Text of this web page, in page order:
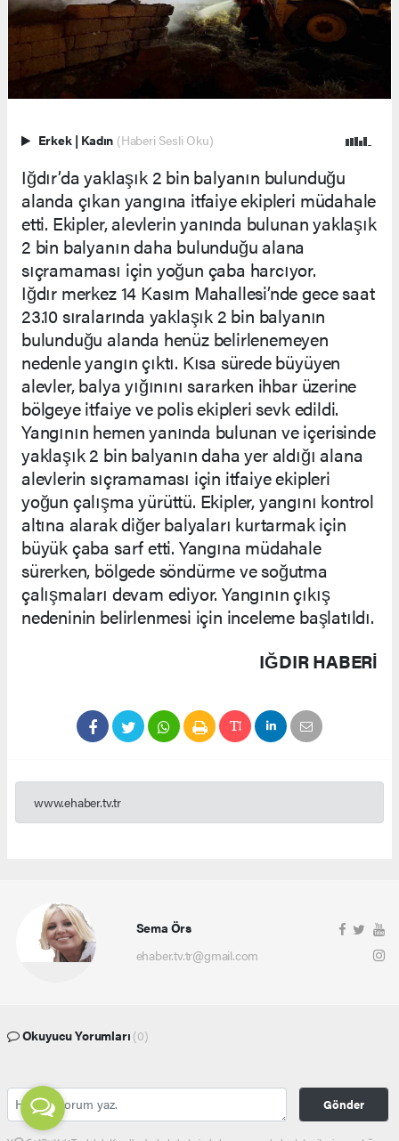
Erkek | Kadın (Haberi Sesli Oku)
Iğdır’da yaklaşık 2 bin balyanın bulunduğu
alanda çıkan yangına itfaiye ekipleri müdahale
etti. Ekipler, alevlerin yanında bulunan yaklaşık
2 bin balyanın daha bulunduğu alana
sıçramaması için yoğun çaba harcıyor.
Iğdır merkez 14 Kasım Mahallesi’nde gece saat
23.10 sıralarında yaklaşık 2 bin balyanın
bulunduğu alanda henüz belirlenemeyen
nedenle yangın çıktı. Kısa sürede büyüyen
alevler, balya yığınını sararken ihbar üzerine
bölgeye itfaiye ve polis ekipleri sevk edildi.
Yangının hemen yanında bulunan ve içerisinde
yaklaşık 2 bin balyanın daha yer aldığı alana
alevlerin sıçramaması için itfaiye ekipleri
yoğun çalışma yürüttü. Ekipler, yangını kontrol
altına alarak diğer balyaları kurtarmak için
büyük çaba sarf etti. Yangına müdahale
sürerken, bölgede söndürme ve soğutma
çalışmaları devam ediyor. Yangının çıkış
nedeninin belirlenmesi için inceleme başlatıldı.
IĞDIR HABERİ
www.ehaber.tv.tr
Sema Örs
ehaber.tv.tr@gmail.com
Okuyucu Yorumları (0)
Gönder